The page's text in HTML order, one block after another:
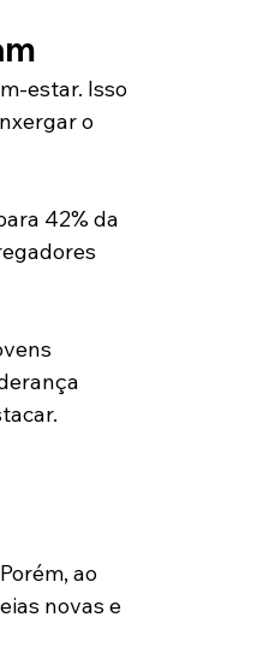
estar. Isso
o
42% da
ao
novas e